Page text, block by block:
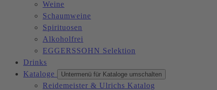
Weine
Schaumweine
Spirituosen
Alkoholfrei
EGGERSSOHN Selektion
Drinks
Kataloge
Untermenü für Kataloge umschalten
Reidemeister & Ulrichs Katalog